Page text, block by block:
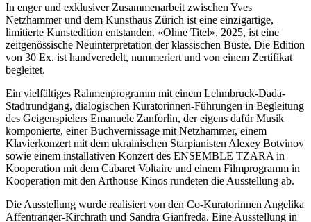
In enger und exklusiver Zusammenarbeit zwischen Yves
Netzhammer und dem Kunsthaus Zürich ist eine einzigartige,
limitierte Kunstedition entstanden. «Ohne Titel», 2025, ist eine
zeitgenössische Neuinterpretation der klassischen Büste. Die Edition
von 30 Ex. ist handveredelt, nummeriert und von einem Zertifikat
begleitet.
Ein vielfältiges Rahmenprogramm mit einem Lehmbruck-Dada-
Stadtrundgang, dialogischen Kuratorinnen-Führungen in Begleitung
des Geigenspielers Emanuele Zanforlin, der eigens dafür Musik
komponierte, einer Buchvernissage mit Netzhammer, einem
Klavierkonzert mit dem ukrainischen Starpianisten Alexey Botvinov
sowie einem installativen Konzert des ENSEMBLE TZARA in
Kooperation mit dem Cabaret Voltaire und einem Filmprogramm in
Kooperation mit den Arthouse Kinos rundeten die Ausstellung ab.
Die Ausstellung wurde realisiert von den Co-Kuratorinnen Angelika
Affentranger-Kirchrath und Sandra Gianfreda. Eine Ausstellung in